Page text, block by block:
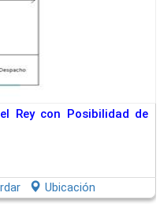
Rey con Posibilidad de
Ubicación